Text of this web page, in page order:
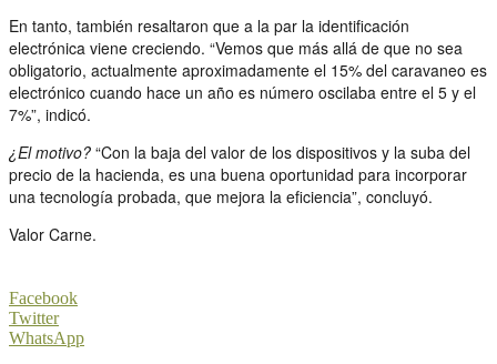
En tanto, también resaltaron que a la par la identificación
electrónica viene creciendo. “Vemos que más allá de que no sea
obligatorio, actualmente aproximadamente el 15% del caravaneo es
electrónico cuando hace un año es número oscilaba entre el 5 y el
7%”, indicó.
¿El motivo? “Con la baja del valor de los dispositivos y la suba del
precio de la hacienda, es una buena oportunidad para incorporar
una tecnología probada, que mejora la eficiencia”, concluyó.
Valor Carne.
Facebook
Twitter
WhatsApp